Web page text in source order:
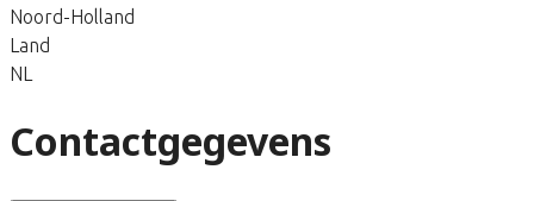
Noord-Holland
Land
NL
Contactgegevens